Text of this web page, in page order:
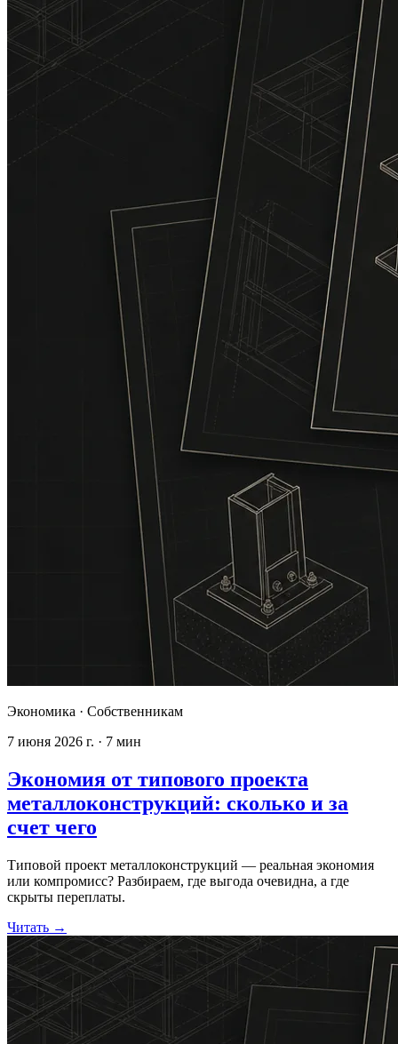
Экономика · Собственникам
7 июня 2026 г. · 7 мин
Экономия от типового проекта
металлоконструкций: сколько и за
счет чего
Типовой проект металлоконструкций — реальная экономия
или компромисс? Разбираем, где выгода очевидна, а где
скрыты переплаты.
Читать →